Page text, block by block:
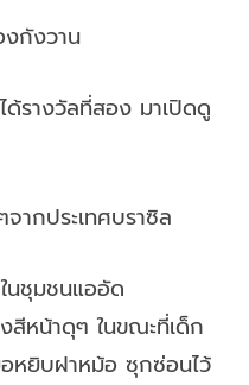
งกังวาน
ด้รางวัลที่สอง มาเปิดดู
ากประเทศบราซิล
นชุมชนแออัด
สีหน้าดุๆ ในขณะที่เด็ก
หยิบฝาหม้อ ซุกซ่อนไว้